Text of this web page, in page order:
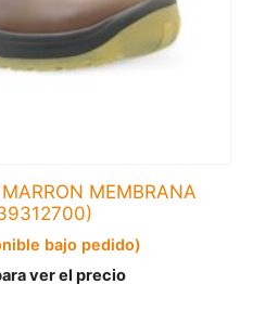
MEMBRANA
bajo pedido)
ver el precio